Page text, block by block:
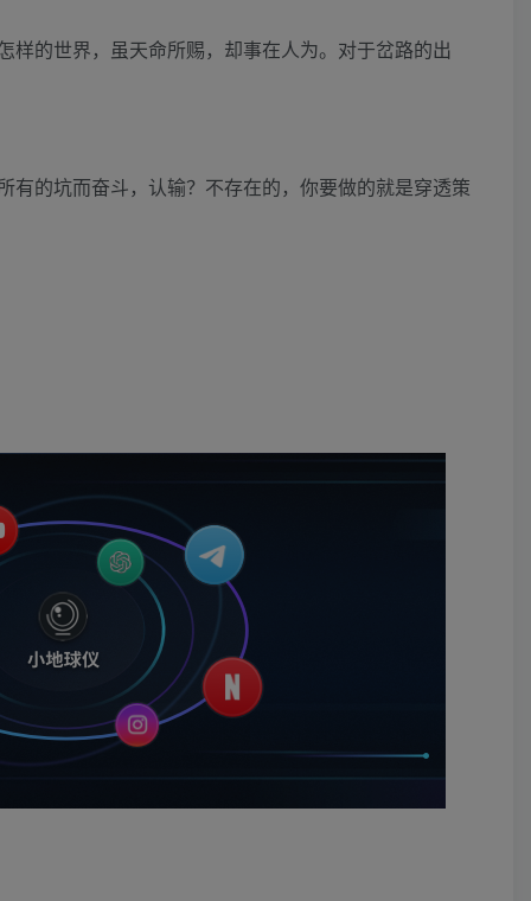
的世界，虽天命所赐，却事在人为。对于岔路的出
的坑而奋斗，认输？不存在的，你要做的就是穿透策